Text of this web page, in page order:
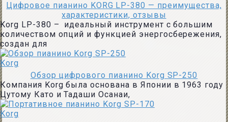
Цифровое пианино KORG LP-380 — преимущества,
характеристики, отзывы
Korg LP-380 – идеальный инструмент с большим
количеством опций и функцией энергосбережения,
создан для
Korg
Обзор цифрового пианино Korg SP-250
Компания Korg была основана в Японии в 1963 году
Цутому Като и Тадаши Осанаи,
Korg